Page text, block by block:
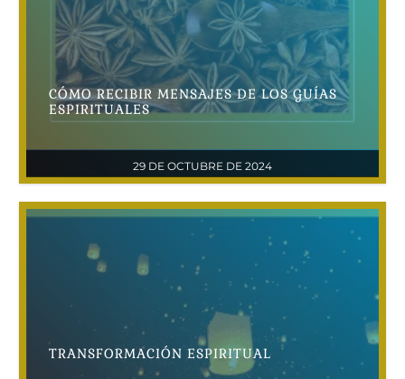
29 DE OCTUBRE DE 2024
CÓMO RECIBIR MENSAJES DE LOS GUÍAS
ESPIRITUALES
TRANSFORMACIÓN ESPIRITUAL